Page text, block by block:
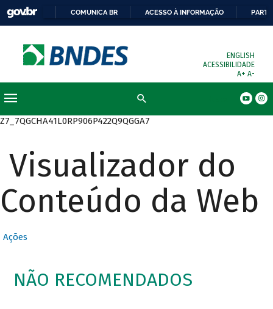
COMUNICA BR ACESSO À INFORMAÇÃO
ENGLISH
ACESSIBILIDADE
A+ A-
Z7_7QGCHA41L0RP906P422Q9QGGA7
Visualizador do
Conteúdo da Web
Ações
NÃO RECOMENDADOS